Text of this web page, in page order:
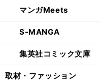
マンガMeets
S-MANGA
集英社コミック文庫
取材・ファッション